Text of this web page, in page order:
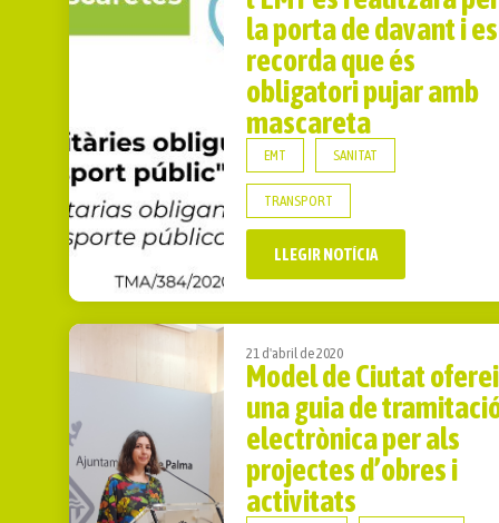
la porta de davant i es
recorda que és
obligatori pujar amb
mascareta
EMT SANITAT
TRANSPORT
LLEGIR NOTÍCIA
21 d'abril de 2020
Model de Ciutat
una guia de
electrònica per als
projectes d’obres i
activitats